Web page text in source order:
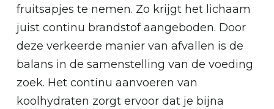
fruitsapjes te nemen. Zo krijgt het lichaam
juist continu brandstof aangeboden. Door
deze verkeerde manier van afvallen is de
balans in de samenstelling van de voeding
zoek. Het continu aanvoeren van
koolhydraten zorgt ervoor dat je bijna